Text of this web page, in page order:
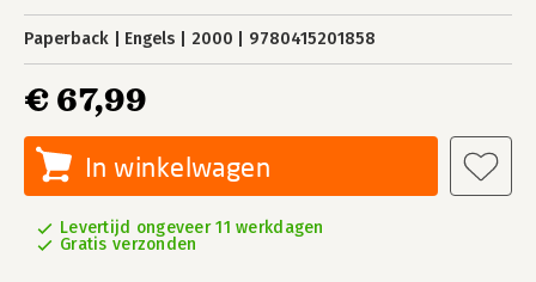
Paperback Engels 2000 9780415201858
€ 67,99
In winkelwagen
Levertijd ongeveer 11 werkdagen
Gratis verzonden